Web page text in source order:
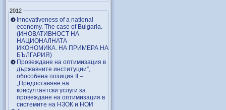
2012
Innovativeness of a national
economy. The case of Bulgaria.
(ИНОВАТИВНОСТ НА
НАЦИОНАЛНАТА
ИКОНОМИКА. НА ПРИМЕРА НА
БЪЛГАРИЯ)
Провеждане на оптимизация в
държавните институции”,
обособена позиция ІІ –
„Предоставяне на
консултантски услуги за
провеждане на оптимизация в
системите на НЗОК и НОИ